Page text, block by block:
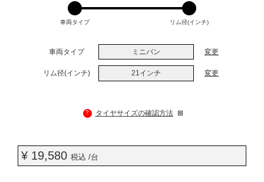
車両タイプ リム径(インチ)
車両タイプ ミニバン 変更
リム径(インチ) 21インチ 変更
? タイヤサイズの確認方法
¥ 19,580 税込 /台